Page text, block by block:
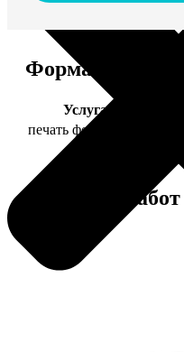
Форматы и цены
Услуга
печать фото 10х15
Примеры работ